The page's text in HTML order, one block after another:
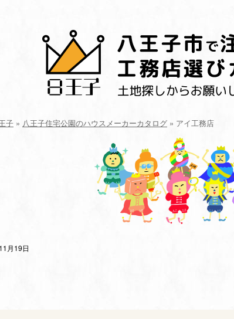
子 » 八王子住宅公園のハウスメーカーカタログ » アイ工務店
月19日